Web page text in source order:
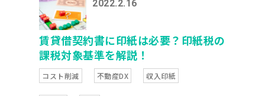
2022.2.16
賃貸借契約書に印紙は必要？印紙税の
課税対象基準を解説！
コスト削減 不動産DX 収入印紙